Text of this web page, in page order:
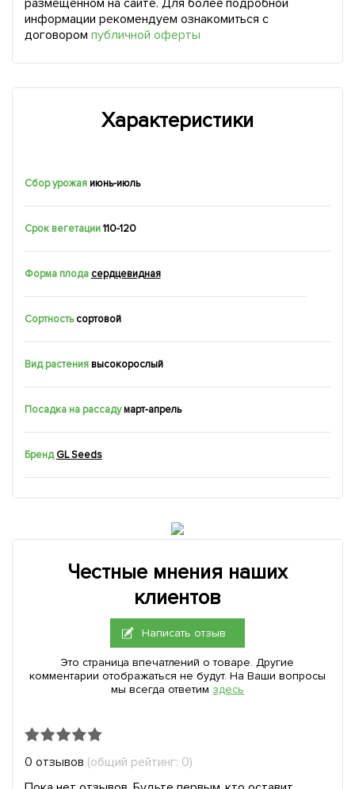
размещенном на сайте. Для более подробной
информации рекомендуем ознакомиться с
договором публичной оферты
Характеристики
Сбор урожаяиюнь-июль
Срок вегетации 110-120
Форма плода сердцевидная
Сортность сортовой
Вид растениявысокорослый
Посадка на рассаду март-апрель
Бренд GL Seeds
Честные мнения наших
клиентов
Написать отзыв
Это страница впечатлений о товаре. Другие
комментарии отображаться не будут. На Ваши вопросы
мы всегда ответим здесь
0 отзывов (общий рейтинг: 0)